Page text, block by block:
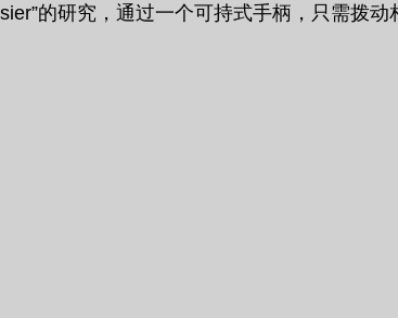
的研究，通过一个可持式手柄，只需拨